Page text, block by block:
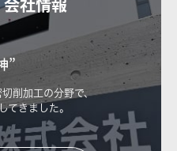
会社情報
”
削加工の分野で、
てきました。